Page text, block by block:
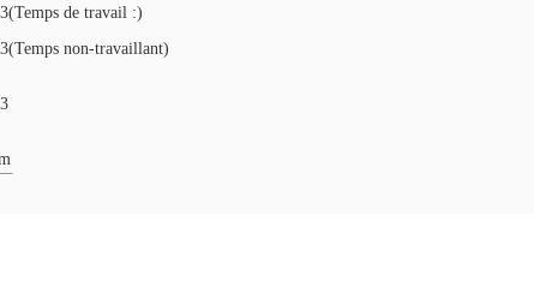
de travail :)
non-travaillant)